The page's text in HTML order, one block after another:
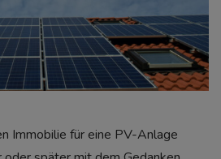
Immobilie für eine PV-Anlage